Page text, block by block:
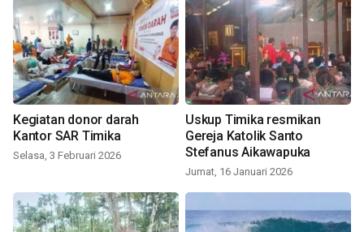
Kegiatan donor darah
Kantor SAR Timika
Selasa, 3 Februari 2026
Uskup Timika resmikan
Gereja Katolik Santo
Stefanus Aikawapuka
Jumat, 16 Januari 2026